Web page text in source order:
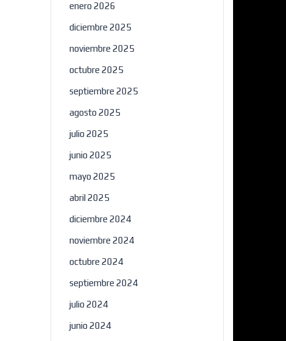
enero 2026
diciembre 2025
noviembre 2025
octubre 2025
septiembre 2025
agosto 2025
julio 2025
junio 2025
mayo 2025
abril 2025
diciembre 2024
noviembre 2024
octubre 2024
septiembre 2024
julio 2024
junio 2024